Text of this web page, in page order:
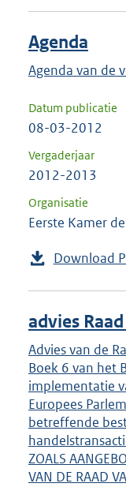
Agenda
Agenda van de
Datum publicatie
08-03-2012
Vergaderjaar
2012-2013
Organisatie
Eerste Kamer
Download
advies
Advies van de
Boek 6 van het
implementatie
Europees
betreffende
ZOALS
VAN DE RAAD